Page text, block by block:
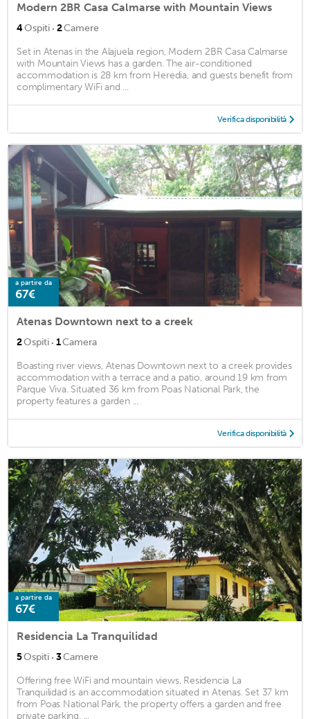
Modern 2BR Casa Calmarse with Mountain Views
4Ospiti · 2Camere
Set in Atenas in the Alajuela region, Modern 2BR Casa Calmarse
with Mountain Views has a garden. The air-conditioned
accommodation is 28 km from Heredia, and guests benefit from
complimentary WiFi and ...
Verifica disponibilità
a partire da
67€
Atenas Downtown next to a creek
2Ospiti · 1Camera
Boasting river views, Atenas Downtown next to a creek provides
accommodation with a terrace and a patio, around 19 km from
Parque Viva. Situated 36 km from Poas National Park, the
property features a garden ...
Verifica disponibilità
a partire da
67€
Residencia La Tranquilidad
5Ospiti · 3Camere
Offering free WiFi and mountain views, Residencia La
Tranquilidad is an accommodation situated in Atenas. Set 37 km
from Poas National Park, the property offers a garden and free
private parking. ...